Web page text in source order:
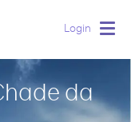
Login
da